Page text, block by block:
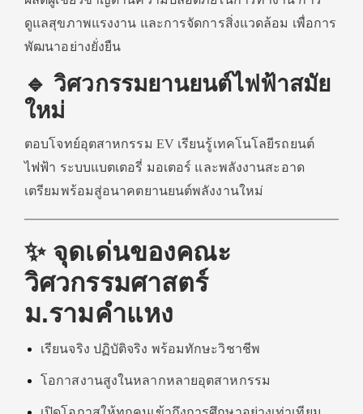
ดูแลสุขภาพแรงงาน และการจัดการสิ่งแวดล้อม เพื่อการ
พัฒนาอย่างยั่งยืน
🔹 วิศวกรรมยานยนต์ไฟฟ้าสมัย
ใหม่
ตอบโจทย์อุตสาหกรรม EV เรียนรู้เทคโนโลยีรถยนต์
ไฟฟ้า ระบบแบตเตอรี่ มอเตอร์ และพลังงานสะอาด
เตรียมพร้อมสู่อนาคตยานยนต์พลังงานใหม่
✨ จุดเด่นของคณะ
วิศวกรรมศาสตร์
ม.รามคำแหง
เรียนจริง ปฏิบัติจริง พร้อมทักษะวิชาชีพ
โอกาสงานสูงในหลากหลายอุตสาหกรรม